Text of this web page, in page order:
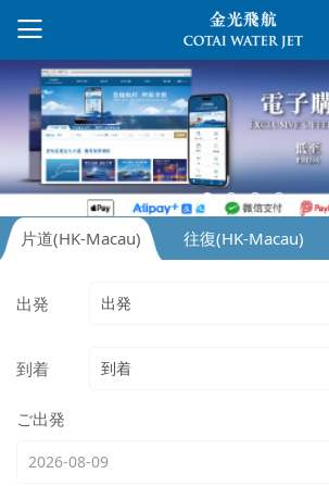
片道(HK-Macau) 往復(HK-Macau)
出発
到着
ご出発